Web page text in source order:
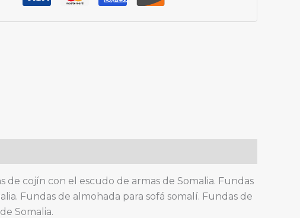
de cojín con el escudo de armas de Somalia. Fundas
Fundas de almohada para sofá somalí. Fundas de
Somalia.